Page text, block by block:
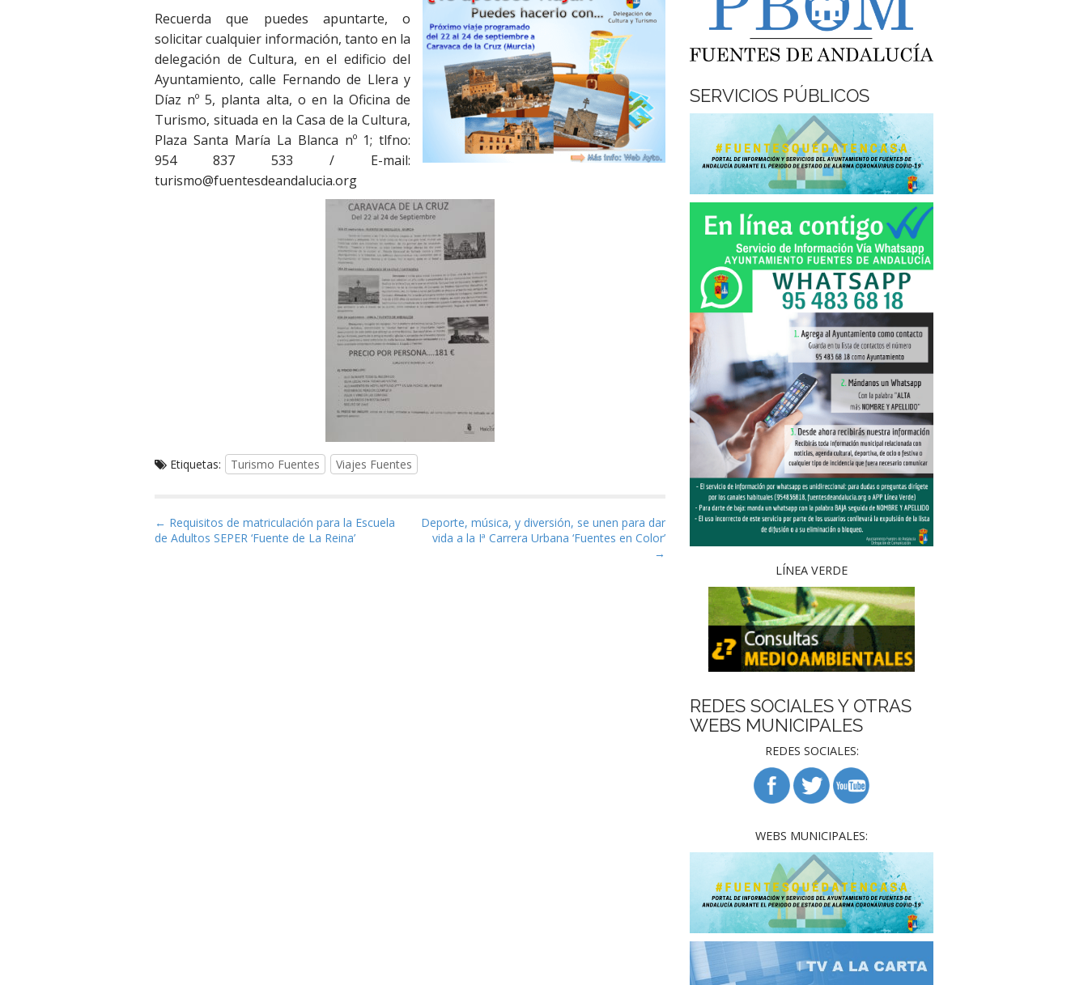
Recuerda que puedes apuntarte, o
solicitar cualquier información, tanto en la
delegación de Cultura, en el edificio del
Ayuntamiento, calle Fernando de Llera y
Díaz nº 5, planta alta, o en la Oficina de
Turismo, situada en la Casa de la Cultura,
Plaza Santa María La Blanca nº 1; tlfno:
954 837 533 / E-mail:
turismo@fuentesdeandalucia.org
Etiquetas: Turismo Fuentes Viajes Fuentes
Navegación de entradas
← Requisitos de matriculación para la Escuela
de Adultos SEPER ‘Fuente de La Reina’
Deporte, música, y diversión, se unen para dar
vida a la Iª Carrera Urbana ‘Fuentes en Color’
→
SERVICIOS PÚBLICOS
LÍNEA VERDE
REDES SOCIALES Y OTRAS
WEBS MUNICIPALES
REDES SOCIALES:
WEBS MUNICIPALES: